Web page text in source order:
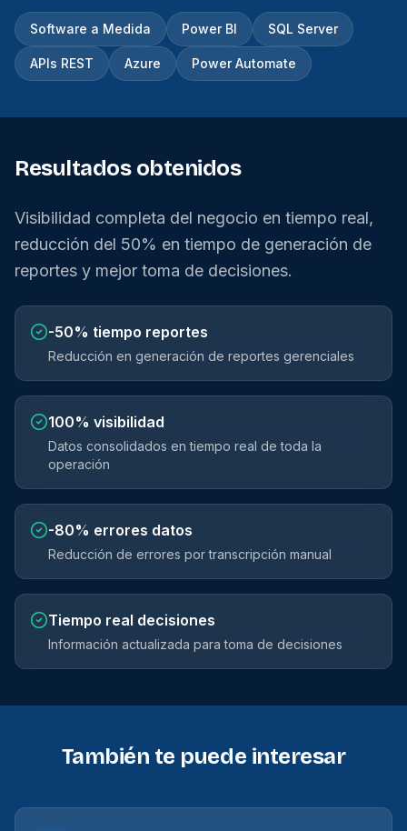
Software a Medida Power BI SQL Server
APIs REST Azure Power Automate
Resultados obtenidos
Visibilidad completa del negocio en tiempo real,
reducción del 50% en tiempo de generación de
reportes y mejor toma de decisiones.
-50% tiempo reportes
Reducción en generación de reportes gerenciales
100% visibilidad
Datos consolidados en tiempo real de toda la
operación
-80% errores datos
Reducción de errores por transcripción manual
Tiempo real decisiones
Información actualizada para toma de decisiones
También te puede interesar